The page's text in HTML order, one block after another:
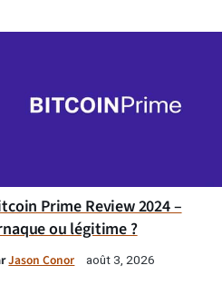
Prime Review 2024 –
ou légitime ?
Jason Conor août 3, 2026